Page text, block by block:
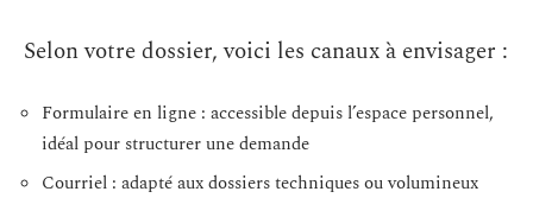
Selon votre dossier, voici les canaux à envisager :
Formulaire en ligne : accessible depuis l’espace personnel,
idéal pour structurer une demande
Courriel : adapté aux dossiers techniques ou volumineux